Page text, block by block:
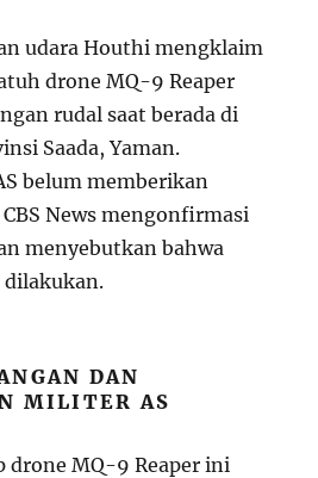
udara Houthi mengklaim
drone MQ-9 Reaper
rudal saat berada di
Saada, Yaman.
belum memberikan
News mengonfirmasi
menyebutkan bahwa
dilakukan.
DAN
MILITER AS
drone MQ-9 Reaper ini